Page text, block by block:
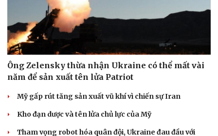
Ông Zelensky thừa nhận Ukraine có thể mất vài
năm để sản xuất tên lửa Patriot
Mỹ gấp rút tăng sản xuất vũ khí vì chiến sự Iran
Kho đạn dược và tên lửa chủ lực của Mỹ
Tham vọng robot hóa quân đội, Ukraine đau đầu với